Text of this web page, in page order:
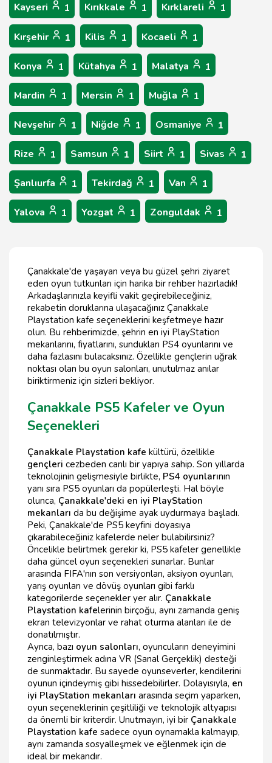
Kayseri 1 Kırıkkale 1 Kırklareli 1
Kırşehir 1 Kilis 1 Kocaeli 1
Konya 1 Kütahya 1 Malatya 1
Mardin 1 Mersin 1 Muğla 1
Nevşehir 1 Niğde 1 Osmaniye 1
Rize 1 Samsun 1 Siirt 1 Sivas 1
Şanlıurfa 1 Tekirdağ 1 Van 1
Yalova 1 Yozgat 1 Zonguldak 1
Çanakkale'de yaşayan veya bu güzel şehri ziyaret
eden oyun tutkunları için harika bir rehber hazırladık!
Arkadaşlarınızla keyifli vakit geçirebileceğiniz,
rekabetin doruklarına ulaşacağınız Çanakkale
Playstation kafe seçeneklerini keşfetmeye hazır
olun. Bu rehberimizde, şehrin en iyi PlayStation
mekanlarını, fiyatlarını, sundukları PS4 oyunlarını ve
daha fazlasını bulacaksınız. Özellikle gençlerin uğrak
noktası olan bu oyun salonları, unutulmaz anılar
biriktirmeniz için sizleri bekliyor.
Çanakkale PS5 Kafeler ve Oyun
Seçenekleri
Çanakkale Playstation kafe kültürü, özellikle
gençleri cezbeden canlı bir yapıya sahip. Son yıllarda
teknolojinin gelişmesiyle birlikte, PS4 oyunlarının
yanı sıra PS5 oyunları da popülerleşti. Hal böyle
olunca, Çanakkale'deki en iyi PlayStation
mekanları da bu değişime ayak uydurmaya başladı.
Peki, Çanakkale'de PS5 keyfini doyasıya
çıkarabileceğiniz kafelerde neler bulabilirsiniz?
Öncelikle belirtmek gerekir ki, PS5 kafeler genellikle
daha güncel oyun seçenekleri sunarlar. Bunlar
arasında FIFA'nın son versiyonları, aksiyon oyunları,
yarış oyunları ve dövüş oyunları gibi farklı
kategorilerde seçenekler yer alır. Çanakkale
Playstation kafelerinin birçoğu, aynı zamanda geniş
ekran televizyonlar ve rahat oturma alanları ile de
donatılmıştır.
Ayrıca, bazı oyun salonları, oyuncuların deneyimini
zenginleştirmek adına VR (Sanal Gerçeklik) desteği
de sunmaktadır. Bu sayede oyunseverler, kendilerini
oyunun içindeymiş gibi hissedebilirler. Dolayısıyla, en
iyi PlayStation mekanları arasında seçim yaparken,
oyun seçeneklerinin çeşitliliği ve teknolojik altyapısı
da önemli bir kriterdir. Unutmayın, iyi bir Çanakkale
Playstation kafe sadece oyun oynamakla kalmayıp,
aynı zamanda sosyalleşmek ve eğlenmek için de
ideal bir mekandır.